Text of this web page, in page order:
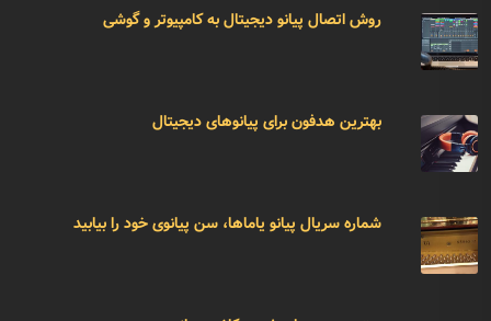
روش اتصال پیانو دیجیتال به کامپیوتر و گوشی
بهترین هدفون برای پیانوهای دیجیتال
شماره سریال پیانو یاماها، سن پیانوی خود را بیابید